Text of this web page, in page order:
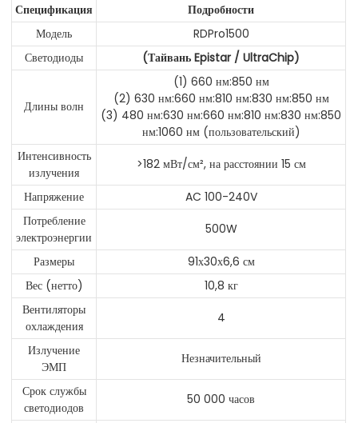
Спецификация
Подробности
Модель
RDPro1500
Светодиоды
(Тайвань Epistar / UltraChip)
Длины волн
(1) 660 нм:850 нм
(2) 630 нм:660 нм:810 нм:830 нм:850 нм
(3) 480 нм:630 нм:660 нм:810 нм:830 нм:850
нм:1060 нм (пользовательский)
Интенсивность
излучения
>182 мВт/см², на расстоянии 15 см
Напряжение
AC 100-240V
Потребление
электроэнергии
500W
Размеры
91х30х6,6 см
Вес (нетто)
10,8 кг
Вентиляторы
охлаждения
4
Излучение
ЭМП
Незначительный
Срок службы
светодиодов
50 000 часов